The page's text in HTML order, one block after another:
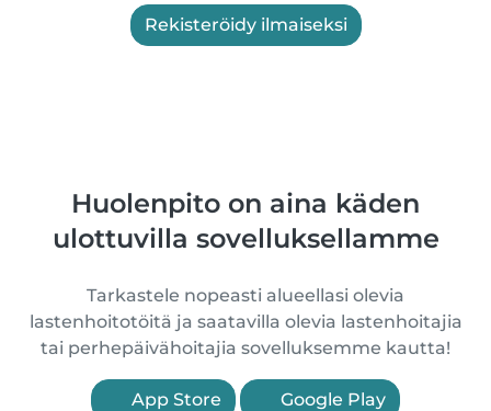
Rekisteröidy ilmaiseksi
Huolenpito on aina käden
ulottuvilla sovelluksellamme
Tarkastele nopeasti alueellasi olevia
lastenhoitotöitä ja saatavilla olevia lastenhoitajia
tai perhepäivähoitajia sovelluksemme kautta!
App Store Google Play